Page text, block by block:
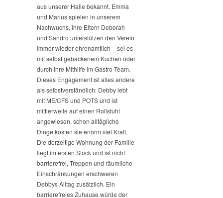
aus unserer Halle bekannt. Emma
und Marius spielen in unserem
Nachwuchs, ihre Eltern Deborah
und Sandro unterstützen den Verein
immer wieder ehrenamtlich – sei es
mit selbst gebackenem Kuchen oder
durch ihre Mithilfe im Gastro-Team.
Dieses Engagement ist alles andere
als selbstverständlich: Debby lebt
mit ME/CFS und POTS und ist
mittlerweile auf einen Rollstuhl
angewiesen, schon alltägliche
Dinge kosten sie enorm viel Kraft.
Die derzeitige Wohnung der Familie
liegt im ersten Stock und ist nicht
barrierefrei, Treppen und räumliche
Einschränkungen erschweren
Debbys Alltag zusätzlich. Ein
barrierefreies Zuhause würde der